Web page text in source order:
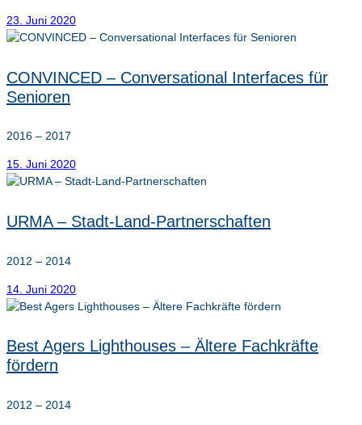
23. Juni 2020
CONVINCED – Conversational Interfaces für
Senioren
2016 – 2017
15. Juni 2020
URMA – Stadt-Land-Partnerschaften
2012 – 2014
14. Juni 2020
Best Agers Lighthouses – Ältere Fachkräfte
fördern
2012 – 2014